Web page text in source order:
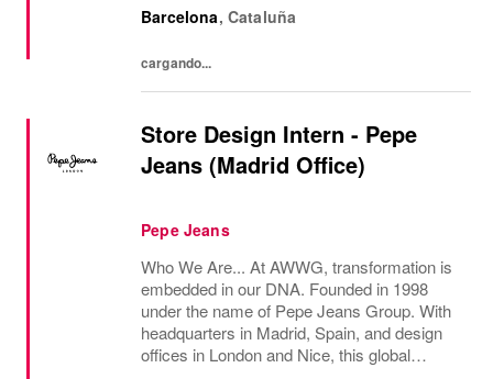
comerciales, recepción de mercancía,
Barcelona, Cataluña
cargando...
Store Design Intern - Pepe
Jeans (Madrid Office)
Pepe Jeans
Who We Are... At AWWG, transformation is
embedded in our DNA. Founded in 1998
under the name of Pepe Jeans Group. With
headquarters in Madrid, Spain, and design
offices in London and Nice, this global